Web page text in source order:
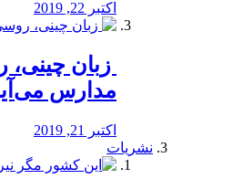
اکتبر 22, 2019
زبان
مدارس
اکتبر 21, 2019
نشریات